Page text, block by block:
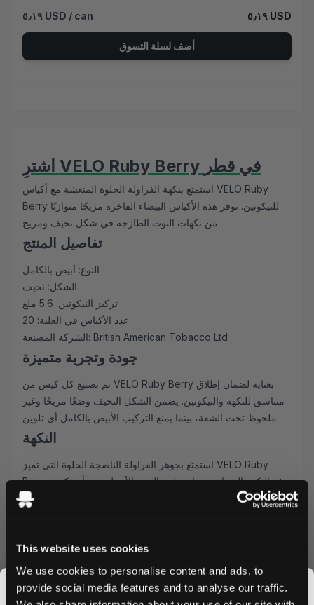
This website uses cookies
We use cookies to personalise content and ads, to
provide social media features and to analyse our traffic.
٥٫١٩ USD / can ٥٫١٩ USD
أضف لسلة التسوق
اشترِ VELO Ruby Berry في قطر
استمتع بنكهة الفراولة الحلوة المنعشة مع أكياس VELO Ruby
Berry للنيكوتين. توفر هذه الأكياس البيضاء الفاخرة مزيجًا متوازنًا
من نكهات التوت الطازجة في شكل نحيف ومريح.
تفاصيل المنتج
النوع: أبيض بالكامل
الشكل: نحيف
تركيز النيكوتين: 5.6 ملغ
عدد الأكياس في العلبة: 20
الشركة المصنعة: British American Tobacco Ltd
جودة وتجربة متميزة
تم تصنيع كل كيس من VELO Ruby Berry بعناية لضمان إطلاق
متناسق للنكهة والنيكوتين. يضمن الشكل النحيف وضعًا مريحًا وغير
ملحوظ تحت الشفة، بينما يمنع التركيب الأبيض بالكامل أي تلوين.
النكهة
استمتع بجوهر الفراولة الناضجة الحلوة التي تميز VELO Ruby
Berry. توفر النكهة المتوازنة بعناية طعم التوت الأصيل دون أن تكون
طاغية، مما يجعلها مثالية للمبتدئين والمستخدمين ذوي الخبرة.
تحتوي كل علبة على 20 كيساً مقسمة بشكل مثالي، مناسبة
المزيد على أكياس النيكوتين المفضلة لديك. نقدم خصومات تنافسية
على الطلبات الكبيرة، لضمان عدم نفاد إمداداتك اليومية.